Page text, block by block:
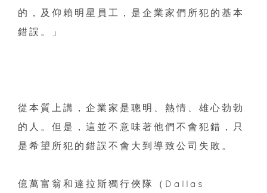
的，及仰賴明星員工，是企業家們所犯的基本
錯誤。」
從本質上講，企業家是聰明、熱情、雄心勃勃
的人。但是，這並不意味著他們不會犯錯，只
是希望所犯的錯誤不會大到導致公司失敗。
億萬富翁和達拉斯獨行俠隊（Dallas